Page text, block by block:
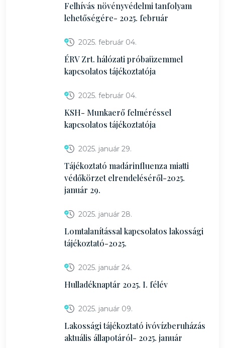
Felhívás növényvédelmi tanfolyam
lehetőségére- 2025. február
2025. február 04.
ÉRV Zrt. hálózati próbaüzemmel
kapcsolatos tájékoztatója
2025. február 04.
KSH- Munkaerő felméréssel
kapcsolatos tájékoztatója
2025. január 29.
Tájékoztató madárinfluenza miatti
védőkörzet elrendeléséről-2025.
január 29.
2025. január 28.
Lomtalanítással kapcsolatos lakossági
tájékoztató-2025.
2025. január 24.
Hulladéknaptár 2025. I. félév
2025. január 09.
Lakossági tájékoztató ivóvízberuházás
aktuális állapotáról- 2025. január